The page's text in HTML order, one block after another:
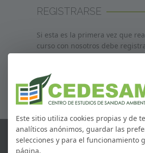
REGISTRARSE
Si esta es la primera vez que
curso con nosotros debe
poder obtener su nombre de
REGISTRARSE
CEDESAM
Este sitio utiliza cookies propias y de
analíticos anónimos, guardar las
selecciones y para el funcionamiento
página.